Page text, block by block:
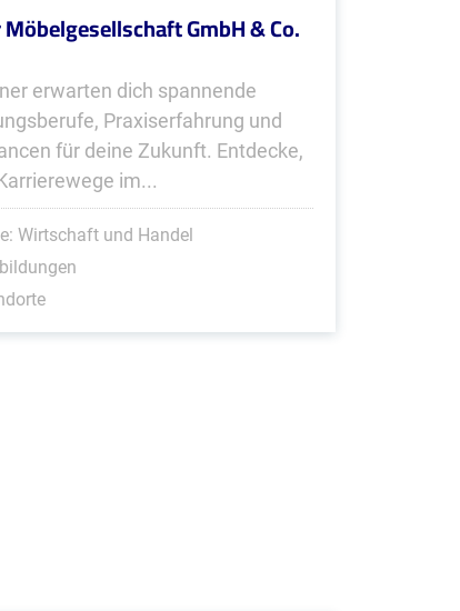
GmbH & Co.
erwarten dich spannende
Praxiserfahrung und
für deine Zukunft. Entdecke,
im...
Wirtschaft und Handel